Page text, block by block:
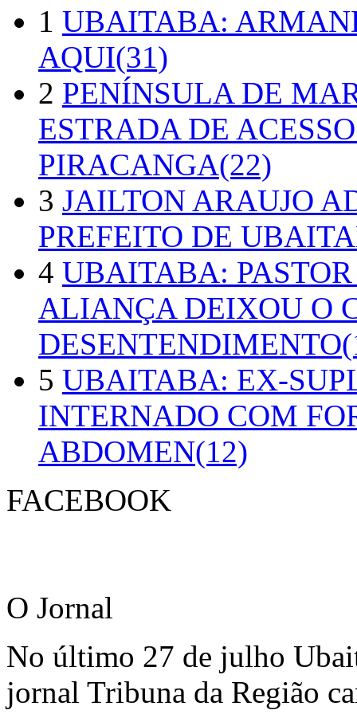
1 UBAITABA:
AQUI(31)
2 PENÍNSULA DE
ESTRADA DE
PIRACANGA(22)
3 JAILTON ARAUJO
PREFEITO DE
4 UBAITABA:
ALIANÇA DEIXOU O
5 UBAITABA: EX-
INTERNADO COM
ABDOMEN(12)
FACEBOOK
O Jornal
No último 27 de julho
jornal Tribuna da Região